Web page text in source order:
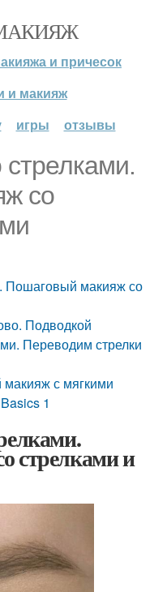
и причесок
и макияж
игры отзывы
со
Пошаговый макияж со
Подводкой
Переводим стрелки
с мягкими
1
стрелками и